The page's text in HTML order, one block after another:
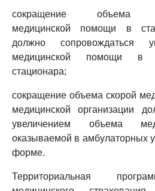
сокращение объема
медицинской помощи в
должно сопровождаться
медицинской помощи в
стационара;
сокращение объема скорой
медицинской организации
увеличением объема
оказываемой в амбулаторных
форме.
Территориальная